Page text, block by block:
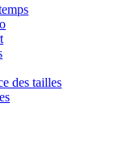
des tailles